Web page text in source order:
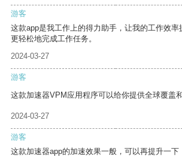
游客
这款app是我工作上的得力助手，让我的工作效率
更轻松地完成工作任务。
2024-03-27
游客
这款加速器VPM应用程序可以给你提供全球覆盖
2024-03-27
游客
这款加速器app的加速效果一般，可以再提升一